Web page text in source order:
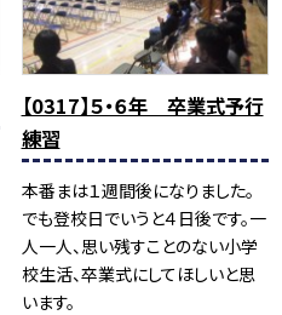
【0317】５・６年 卒業式予行
練習
本番まは１週間後になりました。
でも登校日でいうと４日後です。一
人一人、思い残すことのない小学
校生活、卒業式にしてほしいと思
います。